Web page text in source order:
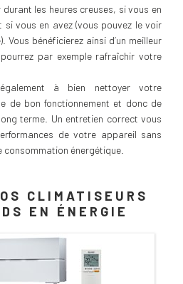
les heures creuses, si vous en
vous en avez (vous pouvez le voir
Vous bénéficierez ainsi d’un meilleur
par exemple rafraîchir votre
à bien nettoyer votre
de bon fonctionnement et donc de
terme. Un entretien correct vous
de votre appareil sans
énergétique.
CLIMATISEURS
EN ÉNERGIE